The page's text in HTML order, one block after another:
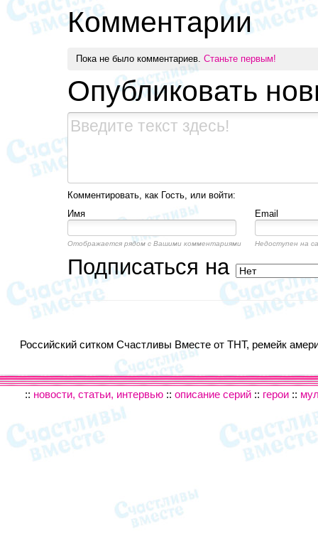
Комментарии
Пока не было комментариев. Станьте первым!
Опубликовать
Комментировать, как Гость, или войти:
Имя
Email
Отображается рядом с Вашими комментариями Недоступен на
Подписаться на
Российский ситком Счастливы Вместе от ТНТ, ремейк
:: новости, статьи, интервью :: описание серий :: герои ::